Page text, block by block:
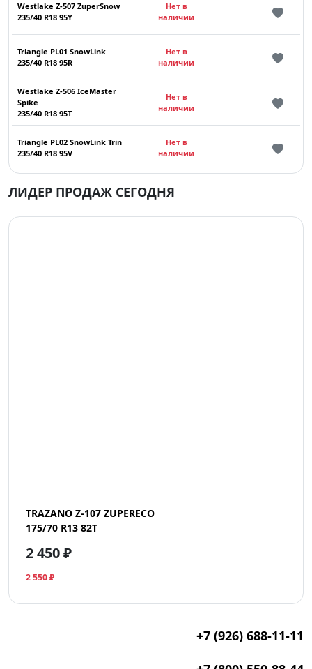
Westlake Z-507 ZuperSnow
235/40 R18 95Y
Нет в
наличии
Triangle PL01 SnowLink
235/40 R18 95R
Нет в
наличии
Westlake Z-506 IceMaster
Spike
235/40 R18 95T
Нет в
наличии
Triangle PL02 SnowLink Trin
235/40 R18 95V
Нет в
наличии
ЛИДЕР ПРОДАЖ СЕГОДНЯ
TRAZANO Z-107 ZUPERECO
175/70 R13 82T
2 450 ₽
2 550 ₽
+7 (926) 688-11-11